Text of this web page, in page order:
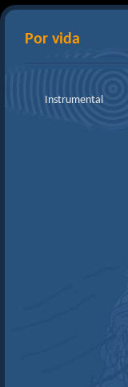
Por vida
Instrumental